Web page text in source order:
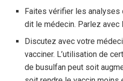
Faites vérifier les analyses
dit le médecin. Parlez avec
Discutez avec votre
vacciner. L’utilisation de
de busulfan peut soit